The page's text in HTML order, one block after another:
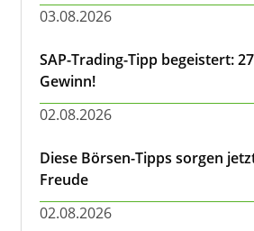
03.08.2026
SAP-Trading-Tipp begeistert:
Gewinn!
02.08.2026
Diese Börsen-Tipps sorgen
Freude
02.08.2026